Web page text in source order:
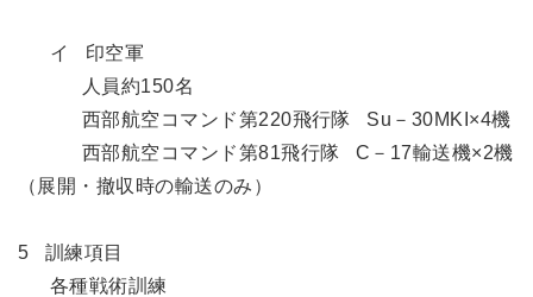
イ 印空軍
人員約150名
西部航空コマンド第220飛行隊 Su－30MKI×4機
西部航空コマンド第81飛行隊 C－17輸送機×2機
（展開・撤収時の輸送のみ）
5 訓練項目
各種戦術訓練